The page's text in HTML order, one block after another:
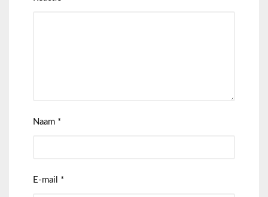
Naam *
E-mail *